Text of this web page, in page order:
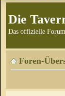
Die
Das offizielle
Foren-